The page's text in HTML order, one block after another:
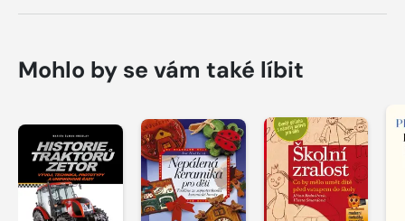
Mohlo by se vám také líbit